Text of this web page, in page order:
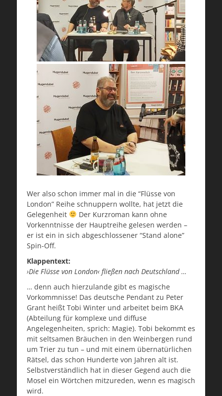
Wer also schon immer mal in die “Flüsse von
London” Reihe schnuppern wollte, hat jetzt die
Gelegenheit
Der Kurzroman kann ohne
Vorkenntnisse der Hauptreihe gelesen werden –
er ist ein in sich abgeschlossener “Stand alone”
Spin-Off.
Klappentext:
›Die Flüsse von London‹ fließen nach Deutschland …
… denn auch hierzulande gibt es magische
Vorkommnisse! Das deutsche Pendant zu Peter
Grant heißt Tobi Winter und arbeitet beim BKA
(Abteilung für komplexe und diffuse
Angelegenheiten, sprich: Magie). Tobi bekommt es
mit seltsamen Bräuchen in den Weinbergen rund
um Trier zu tun – und mit einem übernatürlichen
Rätsel, das schon Hunderte von Jahren alt ist.
Selbstverständlich hat in dieser Gegend auch die
Mosel ein Wörtchen mitzureden, wenn es magisch
wird.